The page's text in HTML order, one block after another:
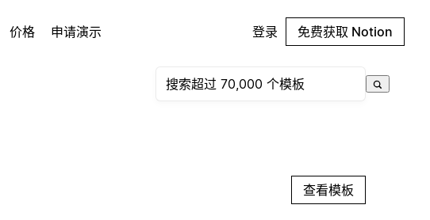
价格 申请演示 登录 免费获取 Notion
查看模板